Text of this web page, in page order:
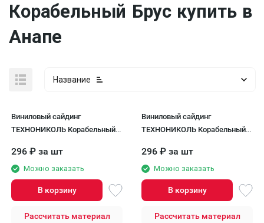
Корабельный Брус купить в
Анапе
Название
Виниловый сайдинг
ТЕХНОНИКОЛЬ Корабельный
296 ₽ за шт
Можно заказать
В корзину
Рассчитать материал
Виниловый сайдинг
ТЕХНОНИКОЛЬ Корабельный
296 ₽ за шт
Можно заказать
В корзину
Рассчитать материал